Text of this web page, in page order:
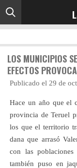
Ir
al
principal
LOS MUNICIPIOS
EFECTOS
Publicado el 29 de
Hace un año que el
provincia de Teruel
los que el territorio
dana que arrasó
con las
también puso en